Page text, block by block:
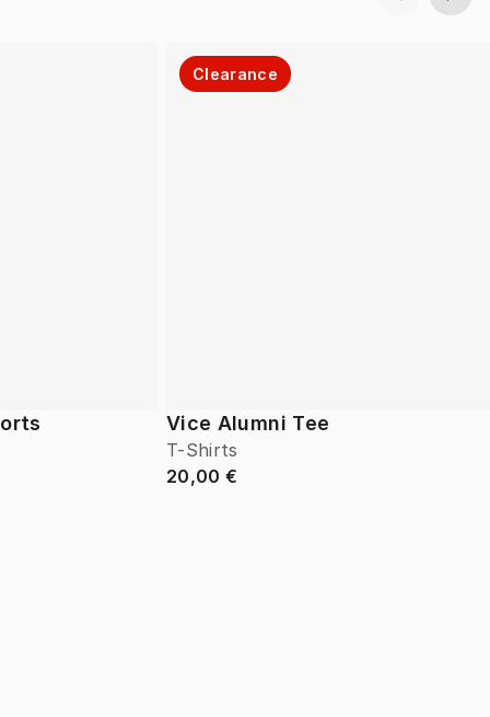
Vice Alumni Tee
T-Shirts
Clearance
20,00 €